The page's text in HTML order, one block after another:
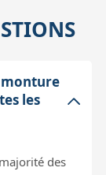
monture
les
des